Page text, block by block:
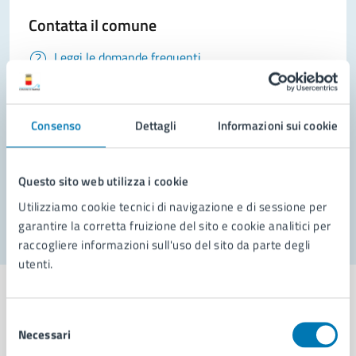
Consenso Dettagli Informazioni sui cookie
Questo sito web utilizza i cookie
Utilizziamo cookie tecnici di navigazione e di sessione per
garantire la corretta fruizione del sito e cookie analitici per
raccogliere informazioni sull'uso del sito da parte degli
utenti.
delNecessari
Contatta il comune
Leggi le domande frequenti
Prenota appuntamento